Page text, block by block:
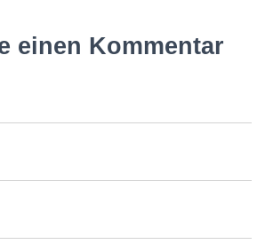
einen Kommentar